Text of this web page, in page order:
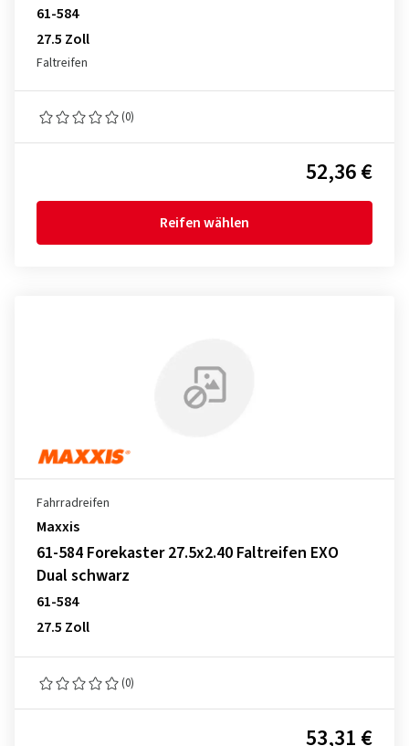
61-584
27.5 Zoll
Faltreifen
(0)
52,36 €
Reifen wählen
Fahrradreifen
Maxxis
61-584 Forekaster 27.5x2.40 Faltreifen EXO
Dual schwarz
61-584
27.5 Zoll
(0)
53,31 €